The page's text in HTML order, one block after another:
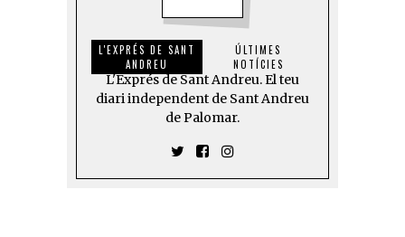
L'EXPRÉS DE SANT
ANDREU
ÚLTIMES
NOTÍCIES
L'Exprés de Sant Andreu. El teu
diari independent de Sant Andreu
de Palomar.